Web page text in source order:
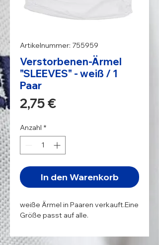
Artikelnummer: 755959
Verstorbenen-Ärmel
"SLEEVES" - weiß / 1
Paar
2,75 €Preis
Anzahl *
In den Warenkorb
weiße Ärmel in Paaren verkauft.Eine
Größe passt auf alle.